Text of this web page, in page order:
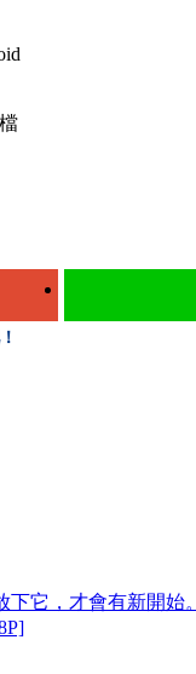
它，才會有新開始。